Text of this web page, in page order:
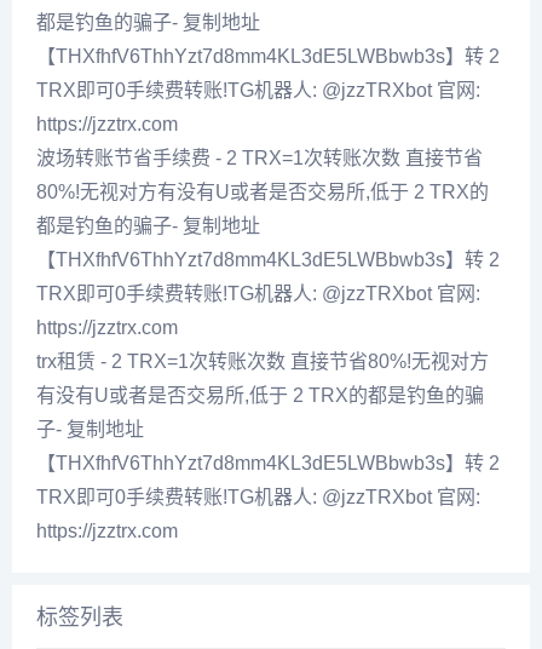
都是钓鱼的骗子- 复制地址
【THXfhfV6ThhYzt7d8mm4KL3dE5LWBbwb3s】转 2
TRX即可0手续费转账!TG机器人: @jzzTRXbot 官网:
https://jzztrx.com
波场转账节省手续费 - 2 TRX=1次转账次数 直接节省
80%!无视对方有没有U或者是否交易所,低于 2 TRX的
都是钓鱼的骗子- 复制地址
【THXfhfV6ThhYzt7d8mm4KL3dE5LWBbwb3s】转 2
TRX即可0手续费转账!TG机器人: @jzzTRXbot 官网:
https://jzztrx.com
trx租赁 - 2 TRX=1次转账次数 直接节省80%!无视对方
有没有U或者是否交易所,低于 2 TRX的都是钓鱼的骗
子- 复制地址
【THXfhfV6ThhYzt7d8mm4KL3dE5LWBbwb3s】转 2
TRX即可0手续费转账!TG机器人: @jzzTRXbot 官网:
https://jzztrx.com
标签列表